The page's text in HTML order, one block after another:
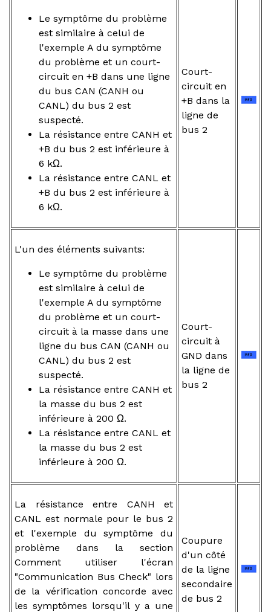
Le symptôme du problème
est similaire à celui de
l'exemple A du symptôme
du problème et un court-
circuit en +B dans une ligne
du bus CAN (CANH ou
CANL) du bus 2 est
suspecté.
La résistance entre CANH et
+B du bus 2 est inférieure à
6 kΩ.
La résistance entre CANL et
+B du bus 2 est inférieure à
6 kΩ.
Court-
circuit en
+B dans la
ligne de
bus 2
L'un des éléments suivants:
Le symptôme du problème
est similaire à celui de
l'exemple A du symptôme
du problème et un court-
circuit à la masse dans une
ligne du bus CAN (CANH ou
CANL) du bus 2 est
suspecté.
La résistance entre CANH et
la masse du bus 2 est
inférieure à 200 Ω.
La résistance entre CANL et
la masse du bus 2 est
inférieure à 200 Ω.
Court-
circuit à
GND dans
la ligne de
bus 2
La résistance entre CANH et
CANL est normale pour le bus 2
et l'exemple du symptôme du
problème dans la section
Comment utiliser l'écran
"Communication Bus Check" lors
de la vérification concorde avec
les symptômes lorsqu'il y a une
Coupure
d'un côté
de la ligne
secondaire
de bus 2